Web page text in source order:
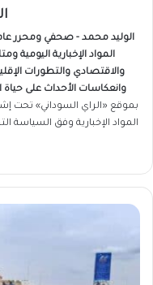
الوليد محمد - صحفي ومحرر عام
المواد الإخبارية اليومية
والاقتصادي والتطورات
وانعكاسات الأحداث على حياة
بموقع «الراي السوداني» تحت
المواد الإخبارية وفق السياسة
المتحدث
يكشف